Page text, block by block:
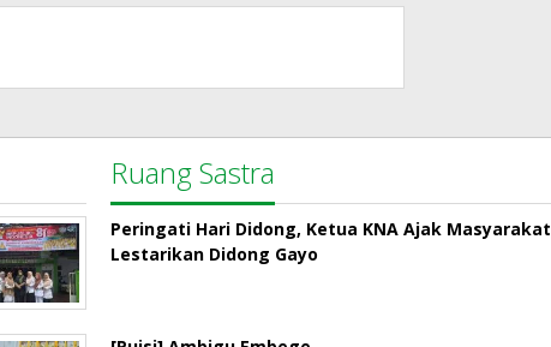
Ruang Sastra
Peringati Hari Didong, Ketua KNA Ajak Masyarakat
Lestarikan Didong Gayo